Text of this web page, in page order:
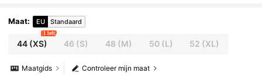
Maat: EU Standaard
44(XS)
1 left
46 (S) 48 (M) 50(L) 52 (XL)
Controleer mijn maat
Maatgids